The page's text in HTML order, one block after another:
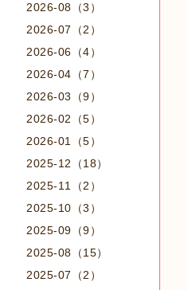
2026-08（3）
2026-07（2）
2026-06（4）
2026-04（7）
2026-03（9）
2026-02（5）
2026-01（5）
2025-12（18）
2025-11（2）
2025-10（3）
2025-09（9）
2025-08（15）
2025-07（2）